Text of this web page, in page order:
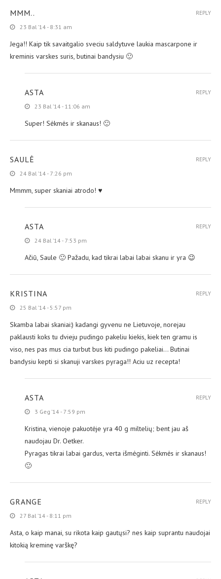
MMM..
23 Bal ’14 - 8:31 am
Jega!! Kaip tik savaitgalio sveciu saldytuve laukia mascarpone ir
kreminis varskes suris, butinai bandysiu 🙂
REPLY
ASTA
23 Bal ’14 - 11:06 am
Super! Sėkmės ir skanaus! 🙂
REPLY
SAULĖ
24 Bal ’14 - 7:26 pm
Mmmm, super skaniai atrodo! ♥
REPLY
ASTA
24 Bal ’14 - 7:53 pm
Ačiū, Saule 🙂 Pažadu, kad tikrai labai labai skanu ir yra 😉
REPLY
KRISTINA
25 Bal ’14 - 5:57 pm
Skamba labai skaniai:) kadangi gyvenu ne Lietuvoje, norejau
paklausti koks tu dvieju pudingo pakeliu kiekis, kiek ten gramu is
viso, nes pas mus cia turbut bus kiti pudingo pakeliai… Butinai
bandysiu kepti si skanuji varskes pyraga!! Aciu uz recepta!
REPLY
ASTA
3 Geg ’14 - 7:59 pm
Kristina, vienoje pakuotėje yra 40 g miltelių; bent jau aš
naudojau Dr. Oetker.
Pyragas tikrai labai gardus, verta išmėginti. Sėkmės ir skanaus!
🙂
REPLY
GRANGE
27 Bal ’14 - 8:11 pm
Asta, o kaip manai, su rikota kaip gautųsi? nes kaip suprantu naudojai
kitokią kreminę varškę?
REPLY